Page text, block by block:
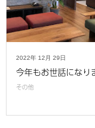
2022年 12月 29日
今年もお世話になり
その他